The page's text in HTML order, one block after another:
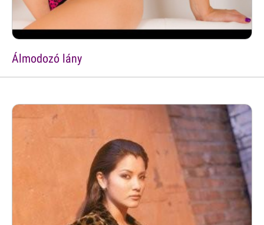
Álmodozó lány